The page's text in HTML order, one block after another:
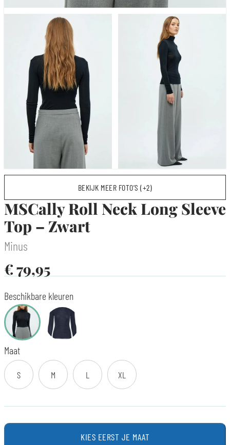
BEKIJK MEER FOTO’S (+2)
MSCally Roll Neck Long Sleeve
Top – Zwart
Minus
€79,95
Beschikbare kleuren
Maat
S M L XL
KIES EERST JE MAAT